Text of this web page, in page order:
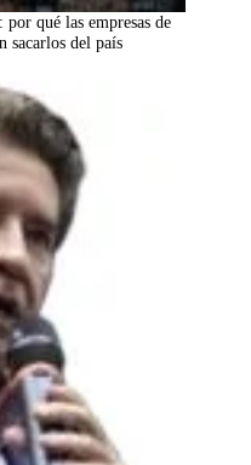
qué las empresas de
sacarlos del país